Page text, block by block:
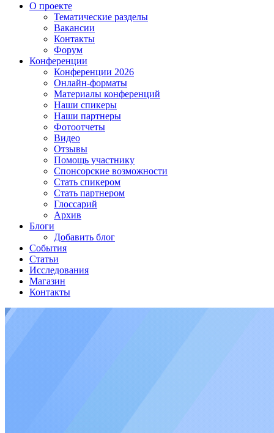
О проекте
Тематические разделы
Вакансии
Контакты
Форум
Конференции
Конференции 2026
Онлайн-форматы
Материалы конференций
Наши спикеры
Наши партнеры
Фотоотчеты
Видео
Отзывы
Помощь участнику
Спонсорские возможности
Стать спикером
Стать партнером
Глоссарий
Архив
Блоги
Добавить блог
События
Статьи
Исследования
Магазин
Контакты